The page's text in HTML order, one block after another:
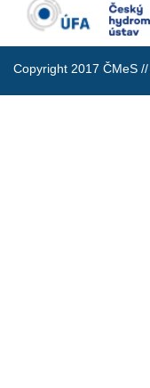
Copyright 2017 ČMeS //